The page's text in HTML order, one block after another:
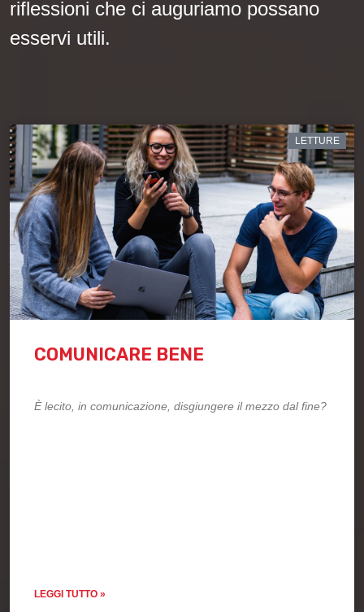
riflessioni che ci auguriamo possano
esservi utili.
LETTURE
COMUNICARE BENE
È lecito, in comunicazione, disgiungere il mezzo dal fine?
LEGGI TUTTO »